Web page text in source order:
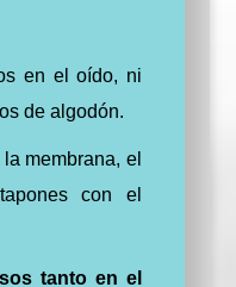
en el oído, ni
de algodón.
membrana, el
con el
tanto en el